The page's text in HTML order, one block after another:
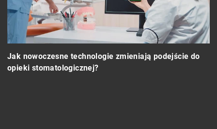
Jak nowoczesne technologie zmieniają podejście do
opieki stomatologicznej?